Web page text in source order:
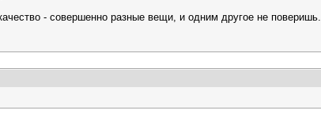
- совершенно разные вещи, и одним другое не поверишь.